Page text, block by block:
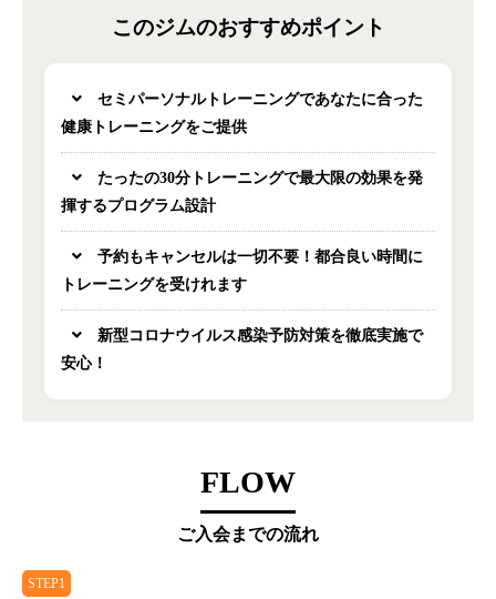
このジムのおすすめポイント
セミパーソナルトレーニングであなたに合った
健康トレーニングをご提供
たったの30分トレーニングで最大限の効果を発
揮するプログラム設計
予約もキャンセルは一切不要！都合良い時間に
トレーニングを受けれます
新型コロナウイルス感染予防対策を徹底実施で
安心！
FLOW
ご入会までの流れ
STEP1